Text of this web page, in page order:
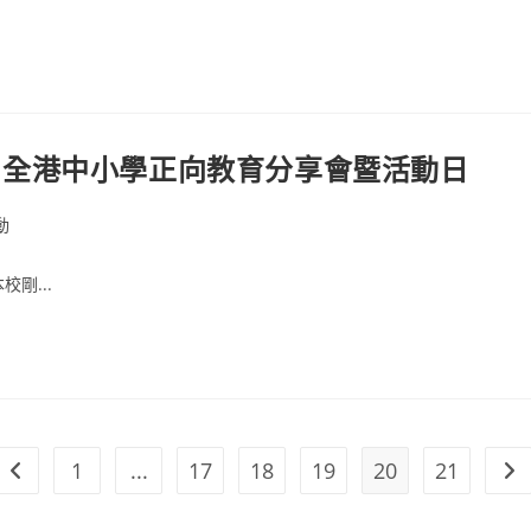
港中小學正向教育分享會暨活動日
剛...
1 ... 17 18 19 20 21